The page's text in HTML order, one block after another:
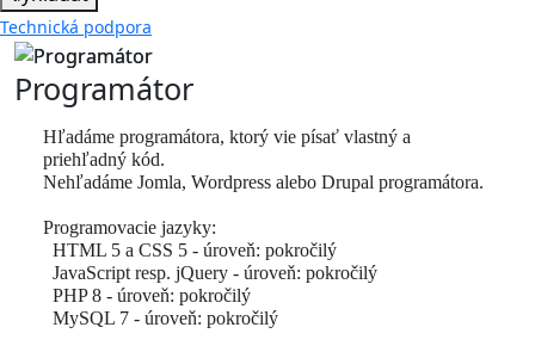
Technická podpora
Programátor
Hľadáme programátora, ktorý vie písať vlastný a
priehľadný kód.
Nehľadáme Jomla, Wordpress alebo Drupal programátora.
Programovacie jazyky:
HTML 5 a CSS 5 - úroveň: pokročilý
JavaScript resp. jQuery - úroveň: pokročilý
PHP 8 - úroveň: pokročilý
MySQL 7 - úroveň: pokročilý